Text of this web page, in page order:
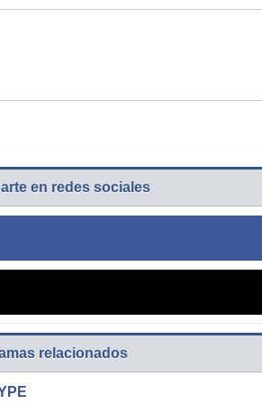
en redes sociales
relacionados